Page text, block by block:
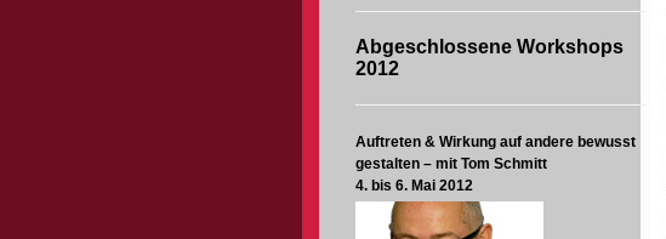
Abgeschlossene Workshops
2012
Auftreten & Wirkung auf andere bewusst
gestalten – mit Tom Schmitt
4. bis 6. Mai 2012